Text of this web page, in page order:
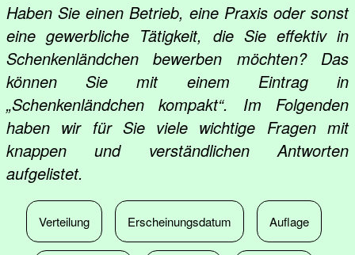
Haben Sie einen Betrieb, eine Praxis oder sonst
eine gewerbliche Tätigkeit, die Sie effektiv in
Schenkenländchen bewerben möchten? Das
können Sie mit einem Eintrag in
„Schenkenländchen kompakt“. Im Folgenden
haben wir für Sie viele wichtige Fragen mit
knappen und verständlichen Antworten
aufgelistet.
Verteilung Erscheinungsdatum Auflage